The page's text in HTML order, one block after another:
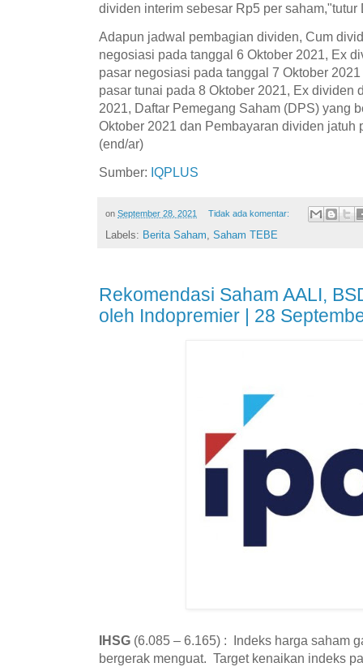
dividen interim sebesar Rp5 per
Adapun jadwal pembagian dividen, Cum
negosiasi pada tanggal 6 Oktober 2021, Ex
pasar negosiasi pada tanggal 7 Oktober
pasar tunai pada 8 Oktober 2021, Ex dividen
2021, Daftar Pemegang Saham (DPS) yang
Oktober 2021 dan Pembayaran dividen jatuh
(end/ar)
Sumber: IQPLUS
on September 28, 2021 Tidak ada komentar:
Labels: Berita Saham Saham TEBE
Rekomendasi Saham AALI,
oleh Indopremier | 28
IHSG (6.085 – 6.165) : Indeks harga saham
bergerak menguat. Target kenaikan indeks